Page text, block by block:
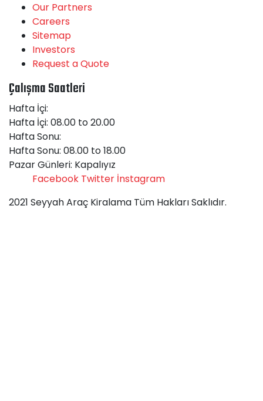
Our Partners
Careers
Sitemap
Investors
Request a Quote
Çalışma Saatleri
Hafta İçi:
Hafta İçi: 08.00 to 20.00
Hafta Sonu:
Hafta Sonu: 08.00 to 18.00
Pazar Günleri: Kapalıyız
Facebook Twitter İnstagram
2021 Seyyah Araç Kiralama Tüm Hakları Saklıdır.